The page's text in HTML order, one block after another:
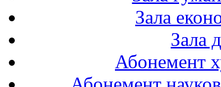
Зала
Зала
Абонемент